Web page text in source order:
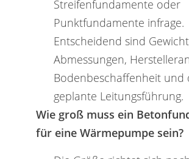
Streifenfundamente oder
Punktfundamente infrage.
Entscheidend sind
Abmessungen,
Bodenbeschaffenheit und
geplante Leitungsführung.
Wie groß muss ein
für eine Wärmepumpe sein?